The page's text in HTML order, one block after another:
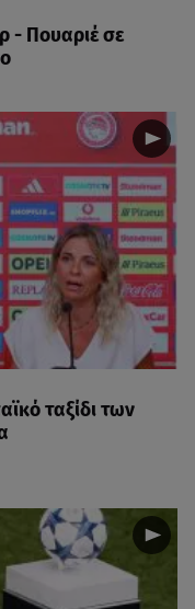
- Πουαριέ σε
ταξίδι των